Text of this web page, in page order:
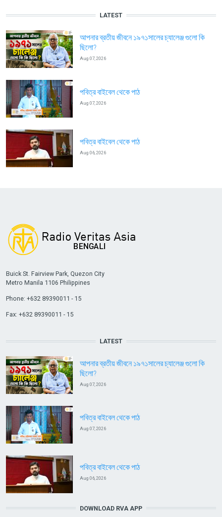
LATEST
আপনার ব্রতীয় জীবনে ১৯৭১সালের চ্যালেঞ্জ গুলো কি
ছিলো?
Aug 07, 2026
পবিত্র বাইবেল থেকে পাঠ
Aug 07, 2026
পবিত্র বাইবেল থেকে পাঠ
Aug 06, 2026
Buick St. Fairview Park, Quezon City
Metro Manila 1106 Philippines
Phone: +632 89390011 - 15
Fax: +632 89390011 - 15
LATEST
আপনার ব্রতীয় জীবনে ১৯৭১সালের চ্যালেঞ্জ গুলো কি
ছিলো?
Aug 07, 2026
পবিত্র বাইবেল থেকে পাঠ
Aug 07, 2026
পবিত্র বাইবেল থেকে পাঠ
Aug 06, 2026
DOWNLOAD RVA APP